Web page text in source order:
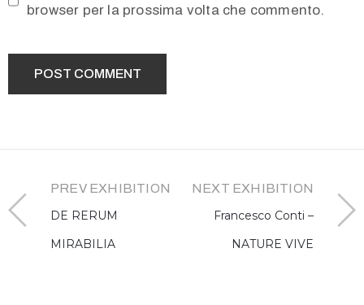
browser per la prossima volta che commento.
PREV EXHIBITION
DE RERUM
MIRABILIA
NEXT EXHIBITION
Francesco Conti –
NATURE VIVE